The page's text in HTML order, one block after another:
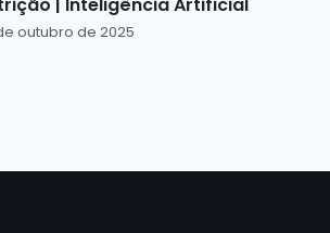
outubro de 2025